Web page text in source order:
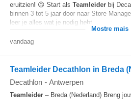
eruitzien! 😉 Start als Teamleider bij
binnen 3 tot 5 jaar door naar Store
leer je alles wat je nodig hebt...
Mostre mais
vandaag
Teamleider Decathlon in Breda
Decathlon - Antwerpen
Teamleider – Breda (Nederland) Breng